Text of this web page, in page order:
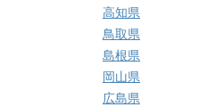
高知県
鳥取県
島根県
岡山県
広島県